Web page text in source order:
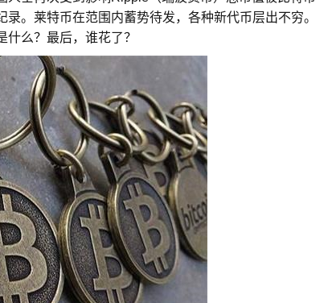
。莱特币在范围内蓄势待发，各种新代币层出不穷。
么？最后，谁花了？